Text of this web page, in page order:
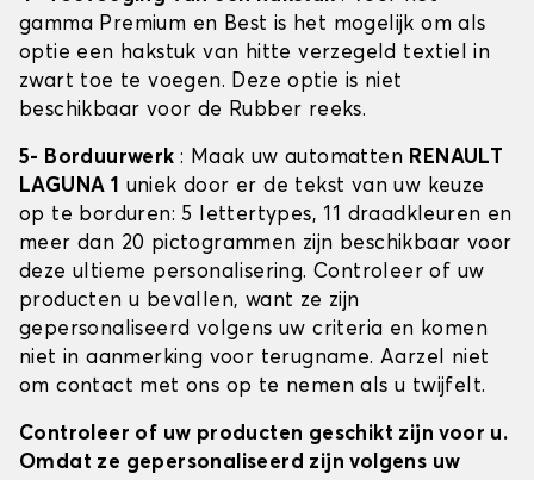
gamma Premium en Best is het mogelijk om als
optie een hakstuk van hitte verzegeld textiel in
zwart toe te voegen. Deze optie is niet
beschikbaar voor de Rubber reeks.
5- Borduurwerk : Maak uw automatten RENAULT
LAGUNA 1 uniek door er de tekst van uw keuze
op te borduren: 5 lettertypes, 11 draadkleuren en
meer dan 20 pictogrammen zijn beschikbaar voor
deze ultieme personalisering. Controleer of uw
producten u bevallen, want ze zijn
gepersonaliseerd volgens uw criteria en komen
niet in aanmerking voor terugname. Aarzel niet
om contact met ons op te nemen als u twijfelt.
Controleer of uw producten geschikt zijn voor u.
Omdat ze gepersonaliseerd zijn volgens uw